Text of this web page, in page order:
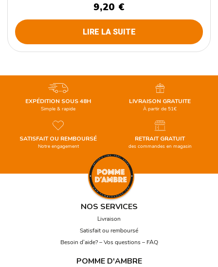
9,20 €
LIRE LA SUITE
EXPÉDITION SOUS 48H
Simple & rapide
SATISFAIT OU REMBOURSÉ
Notre engagement
LIVRAISON GRATUITE
À partir de 51€
RETRAIT GRATUIT
des commandes en magasin
NOS SERVICES
Livraison
Satisfait ou remboursé
Besoin d’aide? – Vos questions – FAQ
POMME D'AMBRE